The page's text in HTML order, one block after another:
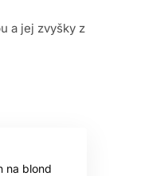
a jej zvyšky z
na blond